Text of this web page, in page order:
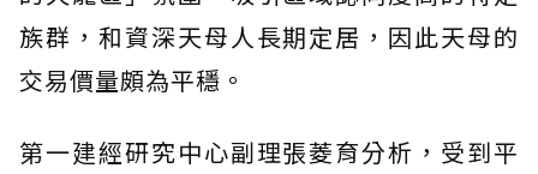
族群，和資深天母人長期定居，因此天母的
交易價量頗為平穩。
第一建經研究中心副理張菱育分析，受到平